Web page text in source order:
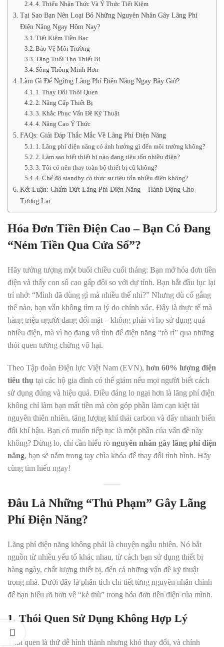
4. Thiếu Nhận Thức Và Ý Thức Tiết Kiệm
Tại Sao Bạn Nên Loại Bỏ Những Nguyên Nhân Gây Lãng Phí
Điện Năng Ngay Hôm Nay?
Tiết Kiệm Tiền Bạc
Bảo Vệ Môi Trường
Tăng Tuổi Thọ Thiết Bị
Sống Thông Minh Hơn
Làm Gì Để Ngừng Lãng Phí Điện Năng Ngay Bây Giờ?
1. Thay Đổi Thói Quen
2. Nâng Cấp Thiết Bị
3. Khắc Phục Vấn Đề Kỹ Thuật
4. Nâng Cao Ý Thức
FAQs: Giải Đáp Thắc Mắc Về Lãng Phí Điện Năng
1. Lãng phí điện năng có ảnh hưởng gì đến môi trường không?
2. Làm sao biết thiết bị nào đang tiêu tốn nhiều điện?
3. Tôi có nên thay toàn bộ thiết bị cũ không?
4. Chế độ standby có thực sự tiêu tốn nhiều điện không?
Kết Luận: Chấm Dứt Lãng Phí Điện Năng – Hành Động Cho
Tương Lai
Hóa Đơn Tiền Điện Cao – Bạn Có Đang
“Ném Tiền Qua Cửa Sổ”?
Hãy tưởng tượng một buổi chiều cuối tháng: Bạn mở hóa đơn tiền
điện và thấy con số cao gấp đôi so với dự tính. Bạn bắt đầu lục lại
trí nhớ: “Mình đã dùng gì mà nhiều thế nhỉ?” Nhưng dù cố gắng
thế nào, bạn vẫn không tìm ra lý do chính xác. Đây là thực tế mà
hàng triệu người đang đối mặt – không phải vì họ sử dụng quá
nhiều điện, mà vì họ đang vô tình để điện năng “rò rỉ” qua những
thói quen tưởng chừng vô hại.
Theo Tập đoàn Điện lực Việt Nam (EVN), hơn 60% lượng điện
tiêu thụ tại các hộ gia đình có thể giảm nếu mọi người biết cách
sử dụng đúng và hiệu quả. Điều đáng lo ngại hơn là lãng phí điện
không chỉ làm bạn mất tiền mà còn góp phần làm cạn kiệt tài
nguyên thiên nhiên, tăng lượng khí thải carbon và đẩy nhanh biến
đổi khí hậu. Bạn có muốn tiếp tục là một phần của vấn đề này
không? Đừng lo, chỉ cần hiểu rõ nguyên nhân gây lãng phí điện
năng, bạn sẽ nắm trong tay chìa khóa để thay đổi tình hình. Hãy
cùng tìm hiểu ngay!
Đâu Là Những “Thủ Phạm” Gây Lãng
Phí Điện Năng?
Lãng phí điện năng không phải là chuyện ngẫu nhiên. Nó bắt
nguồn từ nhiều yếu tố khác nhau, từ cách bạn sử dụng thiết bị
hàng ngày, chất lượng thiết bị, đến cả những vấn đề kỹ thuật
trong nhà. Dưới đây là phân tích chi tiết từng nguyên nhân chính
để bạn hiểu rõ hơn về “kẻ thù” trong hóa đơn tiền điện của mình.
1. Thói Quen Sử Dụng Không Hợp Lý
Thói quen là thứ dễ hình thành nhưng khó thay đổi, và chính